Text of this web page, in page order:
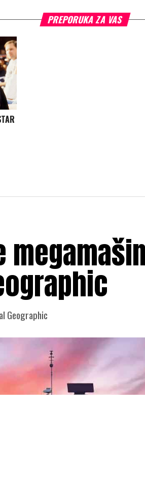
PREPORUKA ZA VAS
Geographic